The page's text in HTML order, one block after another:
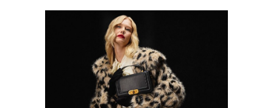
колекция на
Answear.LAB
бъдат отпразнувани.